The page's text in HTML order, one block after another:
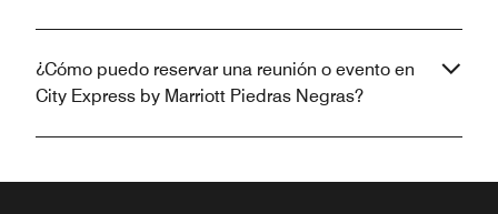
¿Cómo puedo reservar una reunión o evento en
City Express by Marriott Piedras Negras?